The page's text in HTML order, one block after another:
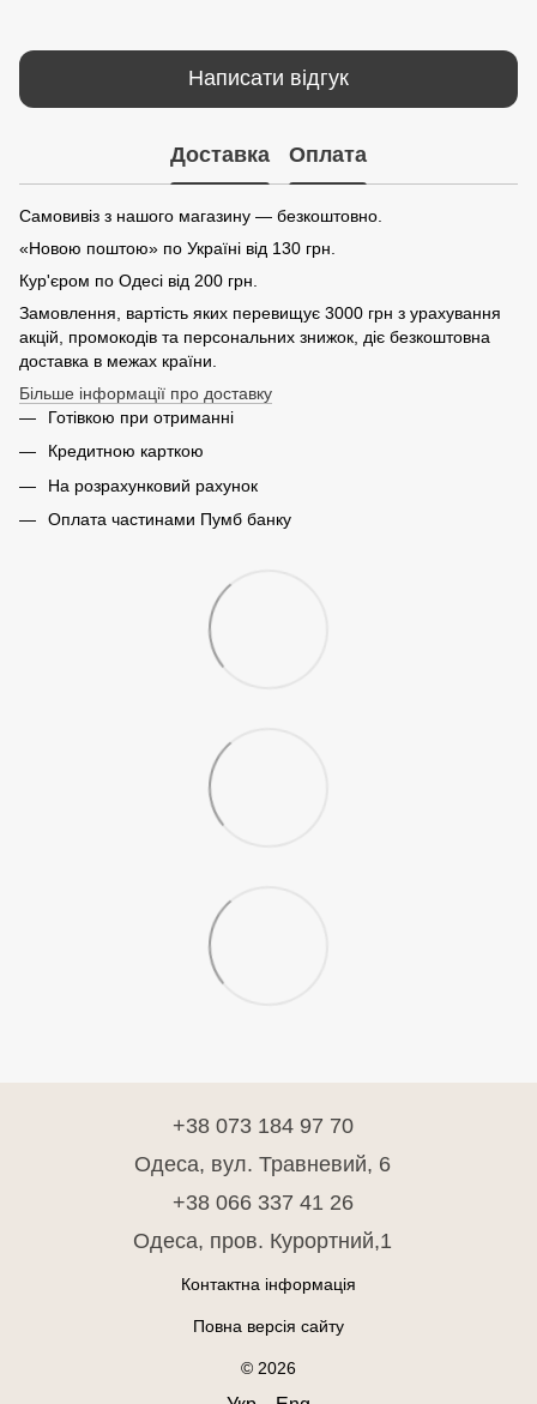
Написати відгук
Доставка Оплата
Самовивіз з нашого магазину — безкоштовно.
«Новою поштою» по Україні від 130 грн.
Кур'єром по Одесі від 200 грн.
Замовлення, вартість яких перевищує 3000 грн з урахування
акцій, промокодів та персональних знижок, діє безкоштовна
доставка в межах країни.
Більше інформації про доставку
Готівкою при отриманні
Кредитною карткою
На розрахунковий рахунок
Оплата частинами Пумб банку
+38 073 184 97 70
Одеса, вул. Травневий, 6
+38 066 337 41 26
Одеса, пров. Курортний,1
Контактна інформація
Повна версія сайту
© 2026